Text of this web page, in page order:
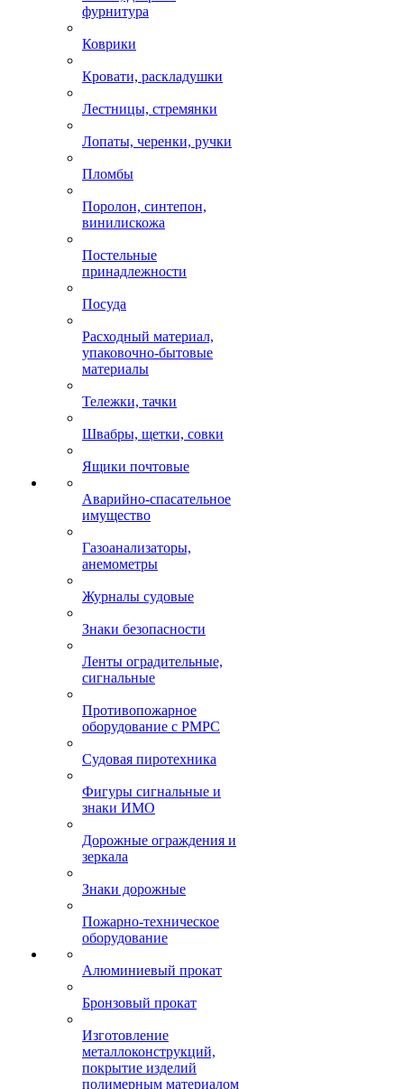
фурнитура
Коврики
Кровати, раскладушки
Лестницы, стремянки
Лопаты, черенки, ручки
Пломбы
Поролон, синтепон,
винилискожа
Постельные
принадлежности
Посуда
Расходный материал,
упаковочно-бытовые
материалы
Тележки, тачки
Швабры, щетки, совки
Ящики почтовые
Аварийно-спасательное
имущество
Газоанализаторы,
анемометры
Журналы судовые
Знаки безопасности
Ленты оградительные,
сигнальные
Противопожарное
оборудование с РМРС
Судовая пиротехника
Фигуры сигнальные и
знаки ИМО
Дорожные ограждения и
зеркала
Знаки дорожные
Пожарно-техническое
оборудование
Алюминиевый прокат
Бронзовый прокат
Изготовление
металлоконструкций,
покрытие изделий
полимерным материалом